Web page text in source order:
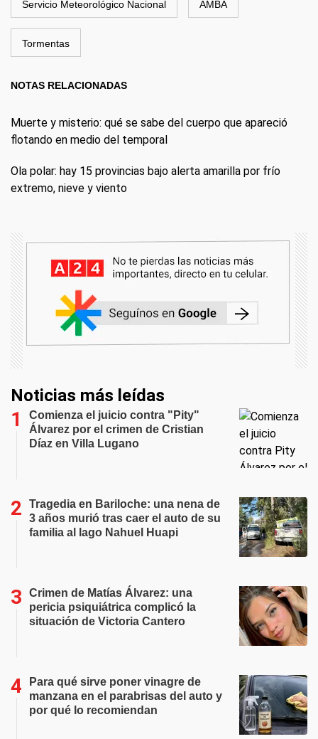
Servicio Meteorológico Nacional AMBA
Tormentas
NOTAS RELACIONADAS
Muerte y misterio: qué se sabe del cuerpo que apareció
flotando en medio del temporal
Ola polar: hay 15 provincias bajo alerta amarilla por frío
extremo, nieve y viento
Noticias más leídas
Comienza el juicio contra "Pity"
Álvarez por el crimen de Cristian
Díaz en Villa Lugano
Tragedia en Bariloche: una nena de
3 años murió tras caer el auto de su
familia al lago Nahuel Huapi
Crimen de Matías Álvarez: una
pericia psiquiátrica complicó la
situación de Victoria Cantero
Para qué sirve poner vinagre de
manzana en el parabrisas del auto y
por qué lo recomiendan